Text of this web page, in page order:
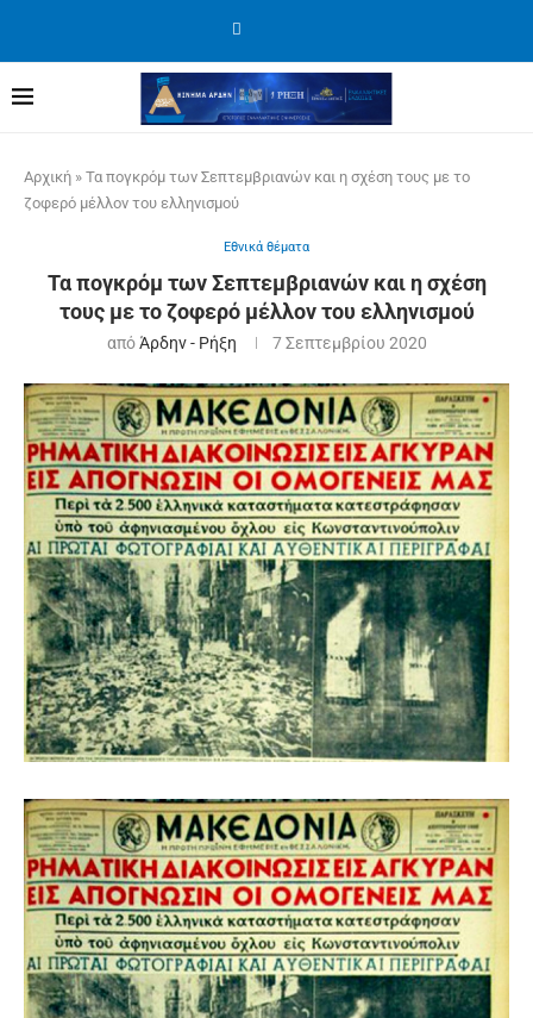
Αρχική » Τα πογκρόμ των Σεπτεμβριανών και η σχέση τους με το
ζοφερό μέλλον του ελληνισμού
Εθνικά θέματα
Τα πογκρόμ των Σεπτεμβριανών και η σχέση
τους με το ζοφερό μέλλον του ελληνισμού
απόΆρδην - Ρήξη 7 Σεπτεμβρίου 2020